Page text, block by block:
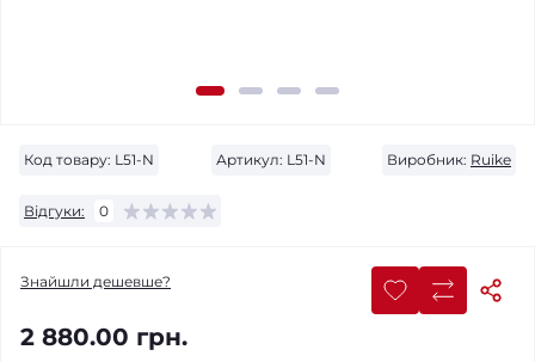
Код товару: L51-N Артикул: L51-N Виробник: Ruike
Відгуки: 0
Знайшли дешевше?
2 880.00 грн.